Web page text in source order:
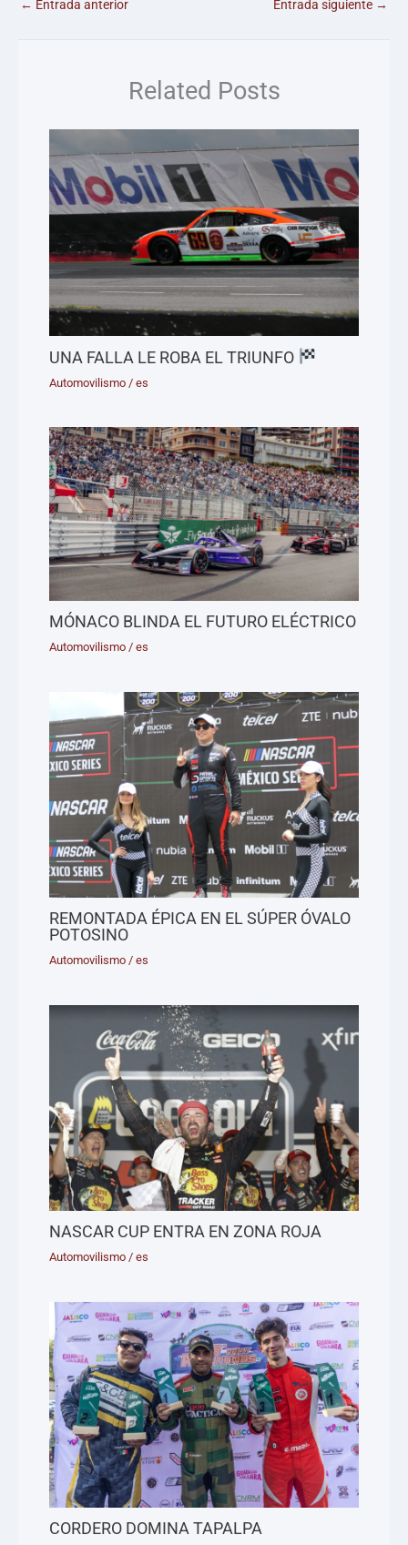
← Entrada anterior Entrada siguiente →
Related Posts
UNA FALLA LE ROBA EL TRIUNFO
Automovilismo /es
MÓNACO BLINDA EL FUTURO ELÉCTRICO
Automovilismo /es
REMONTADA ÉPICA EN EL SÚPER ÓVALO
POTOSINO
Automovilismo /es
NASCAR CUP ENTRA EN ZONA ROJA
Automovilismo /es
CORDERO DOMINA TAPALPA